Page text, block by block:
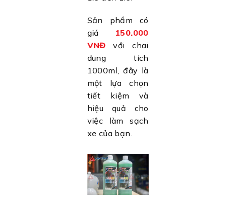
Sản phẩm có
giá 150.000
VNĐ với chai
dung tích
1000ml, đây là
một lựa chọn
tiết kiệm và
hiệu quả cho
việc làm sạch
xe của bạn.